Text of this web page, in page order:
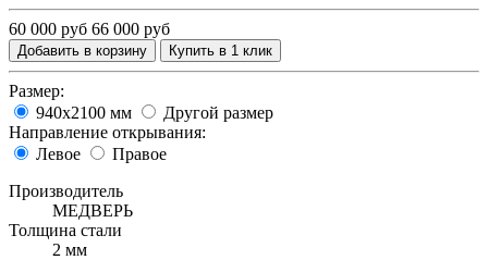
60 000 руб 66 000 руб
Добавить в корзину Купить в 1 клик
Размер:
940х2100 мм
Другой размер
Направление открывания:
Левое
Правое
Производитель
МЕДВЕРЬ
Толщина стали
2 мм